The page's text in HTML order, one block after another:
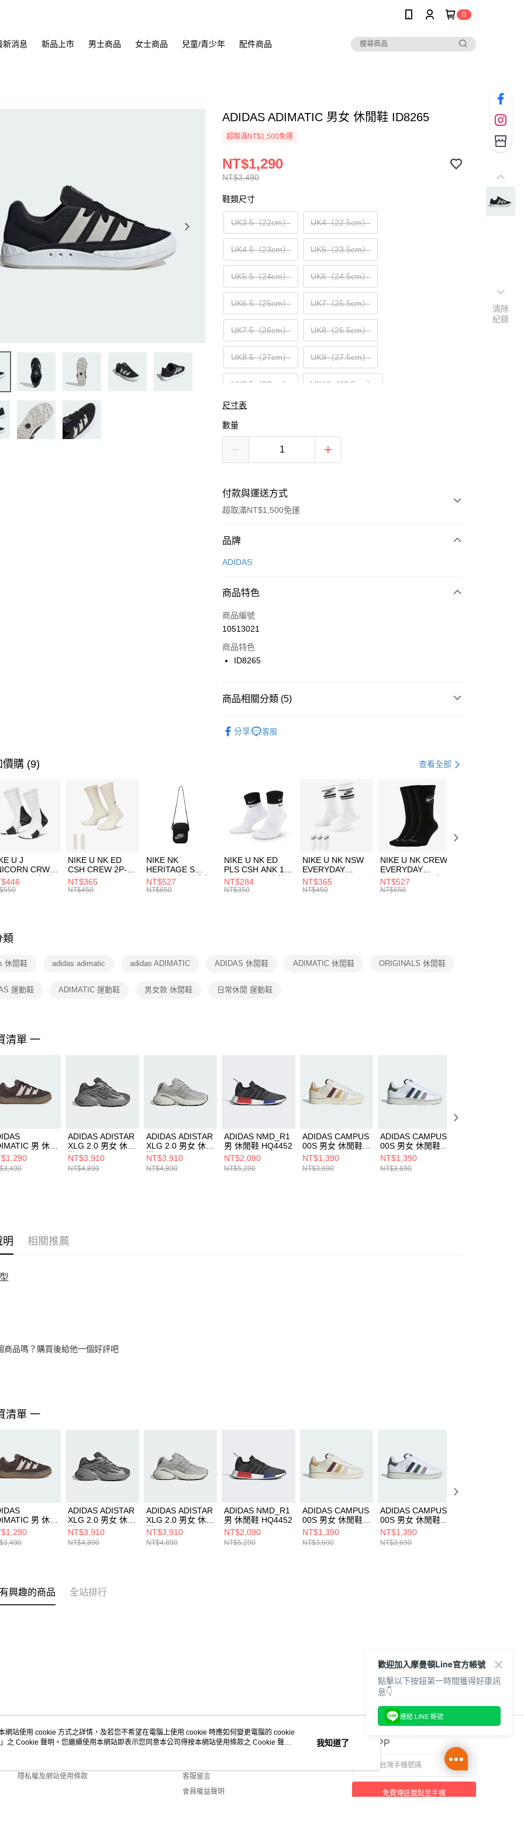
0
新消息 新品上市 男士商品 女士商品 兒童/青少年 配件商品
ADIDAS ADIMATIC 男女 休閒鞋 ID8265
超取滿NT$1,500免運
NT$3,490
NT$1,290
鞋類尺寸
UK3.5（22cm） UK4（22.5cm）
UK4.5（23cm） UK5（23.5cm）
UK5.5（24cm） UK6（24.5cm）
UK6.5（25cm） UK7（25.5cm）
UK7.5（26cm） UK8（26.5cm）
UK8.5（27cm） UK9（27.5cm）
UK9.5（28cm） UK10（28.5cm）
UK10.5（29cm）
UK11.5（30cm） UK12（30.5cm）
尺寸表
數量
付款與運送方式
超取滿NT$1,500免運
付款方式
信用卡一次付款
合作金庫商業銀行
華南商業銀行
上海商業儲蓄銀行
國泰世華商業銀行
聯邦商業銀行
台新國際商業銀行
LINE Pay
Apple Pay
【關於「AFTEE先享後付」】
３．安心：先確認商品／服務後，再付款。
【「AFTEE先享後付」結帳流程】
１．於結帳方式選擇「AFTEE先享後付」後，將跳轉至「AFTEE先享後
付」結帳頁面，進行簡訊認證並確認金額後，即可完成結帳。
２．訂單成立數日內，您將收到繳費通知簡訊。
３．收到繳費通知簡訊後14天內，點擊此簡訊中的連結，可透過四大超商
／ATM／網路銀行／等多元方式進行付款，方視為交易完成。
※ 請注意：結帳手續完成當下不需立刻繳費，但若您需要取消訂單，請聯
絡購買商品的店家。未經商家同意取消之訂單仍視為有效，需透過AFTEE
先享後付繳納相關費用。
１．透過由恩沛科技股份有限公司提供之「AFTEE先享後付」服務完成之
交易，需依本服務之必要範圍內提供個人資料，並將交易相關給付款項請
２．關於個人資料處理事宜，請瀏覽以下網址：
形，恩沛科技股份有限公司將有權停止該用戶之使用額度並採取法律行
動。
每筆NT$100，滿NT$1,500(含以上)免運費
每筆NT$100，滿NT$1,500(含以上)免運費
付款後門市自取
每筆NT$100，滿NT$1,500(含以上)免運費
品牌
ADIDAS
商品特色
商品編號
10513021
商品特色
ID8265
商品相關分類 (5)
促銷活動 春日輕出走｜休閒鞋 4折起
分享 客服
價購 (9) 查看全部
U J
CRW
-160 男女 中
FZ3393100
NIKE U NK ED
CSH CREW 2P-
144 EMBRDY 男
女 短統襪
NT$365
NT$450
NIKE NK
HERITAGE S
SMIT 男女 側背包
BA5871010
NT$527
NT$650
NIKE U NK ED
PLS CSH ANK 1P
144 DBL 男 中統
襪 DH4058104
NT$284
NT$350
NIKE U NK NSW
EVERYDAY
ESSENTIAL CR
男女 短統襪
NT$365
NT$450
NIKE U NK CREW
EVERYDAY
BBALL 3PR 男女
長統襪
NT$527
NT$650
類
休閒鞋 adidas adimatic adidas ADIMATIC ADIDAS 休閒鞋 ADIMATIC 休閒鞋 ORIGINALS 休閒鞋
運動鞋 ADIMATIC 運動鞋 男女款 休閒鞋 日常休閒 運動鞋
清單 一
男 休閒
ADIDAS ADISTAR
XLG 2.0 男女 休閒
鞋 HQ7554
NT$3,910
NT$4,890
ADIDAS ADISTAR
XLG 2.0 男女 休閒
鞋 HQ7553
NT$3,910
NT$4,890
ADIDAS NMD_R1
男 休閒鞋 HQ4452
NT$2,090
NT$5,290
ADIDAS CAMPUS
00S 男女 休閒鞋
IH3278
NT$1,390
NT$3,690
ADIDAS CAMPUS
00S 男女 休閒鞋
IH3279
NT$1,390
NT$3,690
明 相關推薦
商品嗎？購買後給他一個好評吧
清單 一
男 休閒
ADIDAS ADISTAR
XLG 2.0 男女 休閒
鞋 HQ7554
NT$3,910
NT$4,890
ADIDAS ADISTAR
XLG 2.0 男女 休閒
鞋 HQ7553
NT$3,910
NT$4,890
ADIDAS NMD_R1
男 休閒鞋 HQ4452
NT$2,090
NT$5,290
ADIDAS CAMPUS
00S 男女 休閒鞋
IH3278
NT$1,390
NT$3,690
ADIDAS CAMPUS
00S 男女 休閒鞋
IH3279
NT$1,390
NT$3,690
興趣的商品 全站排行
關於我們
隱私權及網站使用條款
客服資訊
客服留言
會員權益聲明
官方APP
免費傳送載點至手機
清除
紀錄
網站使用 cookie 方式之詳情，及若您不希望在電腦上使用 cookie 時應如何變更電腦的 cookie
」之 Cookie 聲明。您繼續使用本網站即表示您同意本公司得按本網站使用條款之 Cookie 聲明
我知道了
歡迎加入摩曼頓Line官方帳號
點擊以下按鈕第一時間獲得好康訊
息👇
連結 LINE 帳號